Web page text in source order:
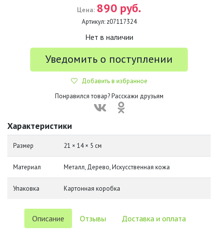
Цена: 890 руб.
Артикул: z07117324
Нет в наличии
Уведомить о поступлении
Добавить в избранное
Понравился товар? Расскажи друзьям
Характеристики
Размер 21 × 14 × 5 см
Материал Металл, Дерево, Искусственная кожа
Упаковка Картонная коробка
Описание Отзывы Доставка и оплата